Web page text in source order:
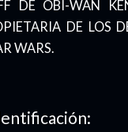
DE OBI-WAN
DE LOS
WARS.